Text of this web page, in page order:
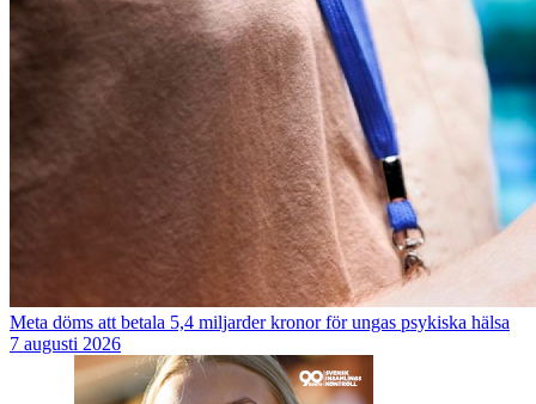
Meta döms att betala 5,4 miljarder kronor för ungas psykiska hälsa
7 augusti 2026